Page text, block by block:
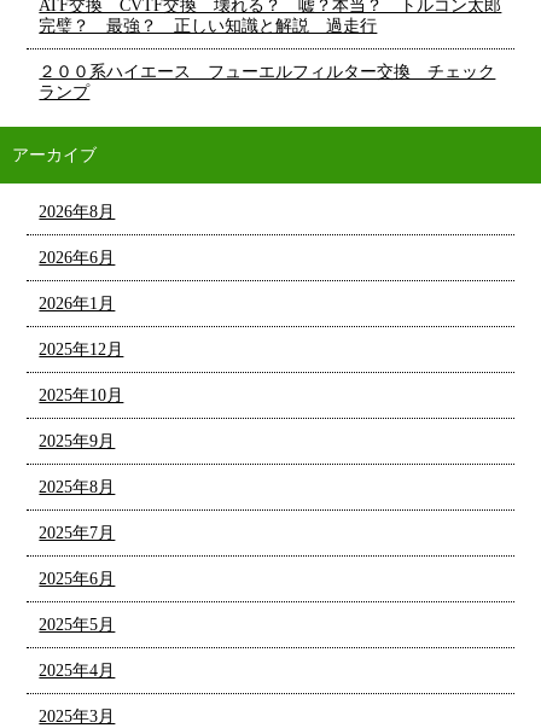
ATF交換 CVTF交換 壊れる？ 嘘？本当？ トルコン太郎
完璧？ 最強？ 正しい知識と解説 過走行
２００系ハイエース フューエルフィルター交換 チェック
ランプ
アーカイブ
2026年8月
2026年6月
2026年1月
2025年12月
2025年10月
2025年9月
2025年8月
2025年7月
2025年6月
2025年5月
2025年4月
2025年3月